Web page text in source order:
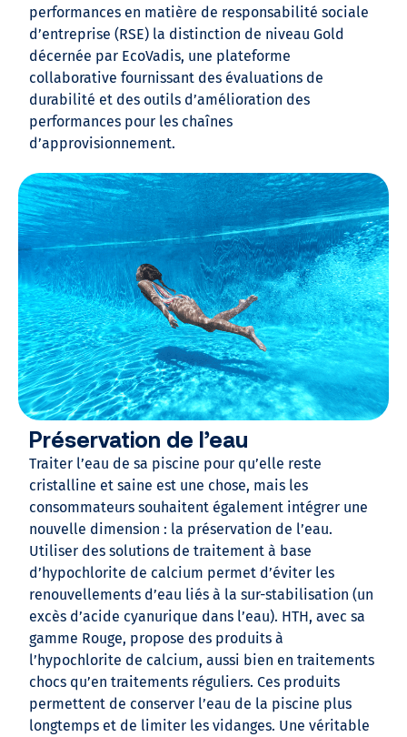
performances en matière de responsabilité sociale
d’entreprise (RSE) la distinction de niveau Gold
décernée par EcoVadis, une plateforme
collaborative fournissant des évaluations de
durabilité et des outils d’amélioration des
performances pour les chaînes
d’approvisionnement.
Préservation de l’eau
Traiter l’eau de sa piscine pour qu’elle reste
cristalline et saine est une chose, mais les
consommateurs souhaitent également intégrer une
nouvelle dimension : la préservation de l’eau.
Utiliser des solutions de traitement à base
d’hypochlorite de calcium permet d’éviter les
renouvellements d’eau liés à la sur-stabilisation (un
excès d’acide cyanurique dans l’eau). HTH, avec sa
gamme Rouge, propose des produits à
l’hypochlorite de calcium, aussi bien en traitements
chocs qu’en traitements réguliers. Ces produits
permettent de conserver l’eau de la piscine plus
longtemps et de limiter les vidanges. Une véritable